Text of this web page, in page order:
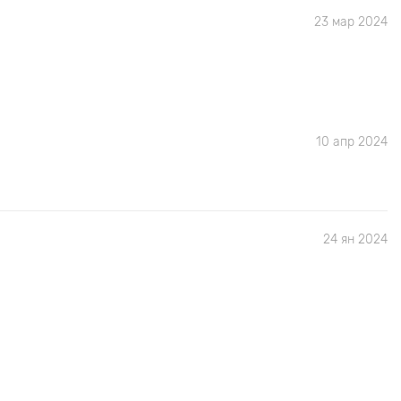
23 мар 2024
10 апр 2024
24 ян 2024